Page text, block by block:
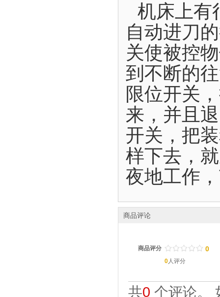
机床上有
自动进刀
关使被控
到不断的
限位开关
来，并且
开关，把
样下去，
夜地工作
商品评论
商品评分 / / / / /
. . . . . 0
0人评分
共0 个评论。